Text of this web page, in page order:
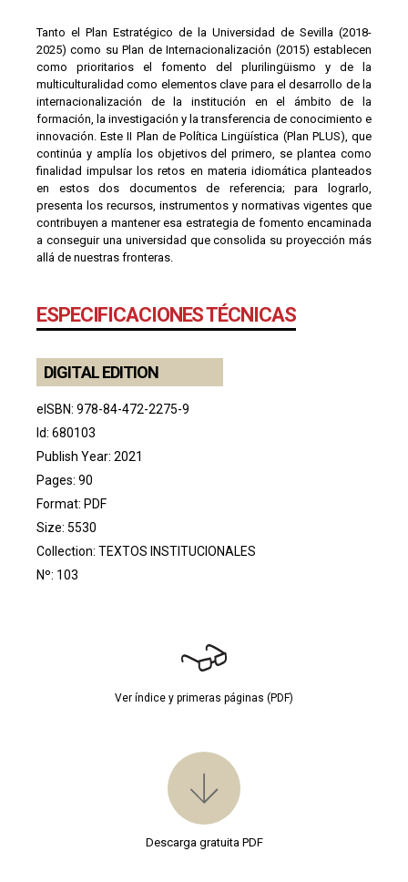
Tanto el Plan Estratégico de la Universidad de Sevilla (2018-
2025) como su Plan de Internacionalización (2015) establecen
como prioritarios el fomento del plurilingüismo y de la
multiculturalidad como elementos clave para el desarrollo de la
internacionalización de la institución en el ámbito de la
formación, la investigación y la transferencia de conocimiento e
innovación. Este II Plan de Política Lingüística (Plan PLUS), que
continúa y amplía los objetivos del primero, se plantea como
finalidad impulsar los retos en materia idiomática planteados
en estos dos documentos de referencia; para lograrlo,
presenta los recursos, instrumentos y normativas vigentes que
contribuyen a mantener esa estrategia de fomento encaminada
a conseguir una universidad que consolida su proyección más
allá de nuestras fronteras.
ESPECIFICACIONES TÉCNICAS
DIGITAL EDITION
eISBN: 978-84-472-2275-9
Id: 680103
Publish Year: 2021
Pages: 90
Format: PDF
Size: 5530
Collection: TEXTOS INSTITUCIONALES
Nº: 103
Ver índice y primeras páginas (PDF)
Descarga gratuita PDF